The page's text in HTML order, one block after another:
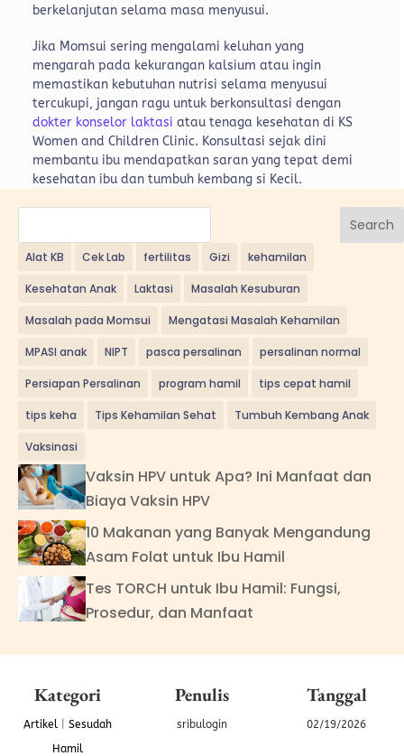
berkelanjutan selama masa menyusui.
Jika Momsui sering mengalami keluhan yang
mengarah pada kekurangan kalsium atau ingin
memastikan kebutuhan nutrisi selama menyusui
tercukupi, jangan ragu untuk berkonsultasi dengan
dokter konselor laktasi atau tenaga kesehatan di KS
Women and Children Clinic. Konsultasi sejak dini
membantu ibu mendapatkan saran yang tepat demi
kesehatan ibu dan tumbuh kembang si Kecil.
Search
Alat KB Cek Lab fertilitas Gizi kehamilan
Kesehatan Anak Laktasi Masalah Kesuburan
Masalah pada Momsui Mengatasi Masalah Kehamilan
MPASI anak NIPT pasca persalinan persalinan normal
Persiapan Persalinan program hamil tips cepat hamil
tips keha Tips Kehamilan Sehat Tumbuh Kembang Anak
Vaksinasi
Vaksin HPV untuk Apa? Ini Manfaat dan
Biaya Vaksin HPV
10 Makanan yang Banyak Mengandung
Asam Folat untuk Ibu Hamil
Tes TORCH untuk Ibu Hamil: Fungsi,
Prosedur, dan Manfaat
Kategori
Artikel
Sesudah
Hamil
Penulis
sribulogin
Tanggal
02/19/2026